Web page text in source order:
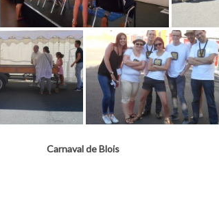
Carnaval de Blois